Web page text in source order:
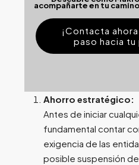
acompañarte en tu
¡Contacta
paso hacia
Ahorro estratégico:
Antes de iniciar
fundamental contar
exigencia de las
posible suspensión